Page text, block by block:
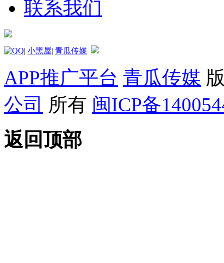
联系我们
| 小黑屋| 青瓜传媒
APP推广平台 青瓜传媒
公司 所有 闽ICP备
返回顶部